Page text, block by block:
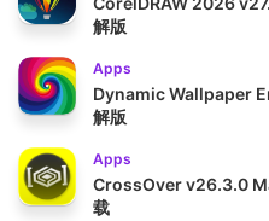
解版
Apps
Dynamic Wallpaper
解版
Apps
CrossOver v26.3.0
载